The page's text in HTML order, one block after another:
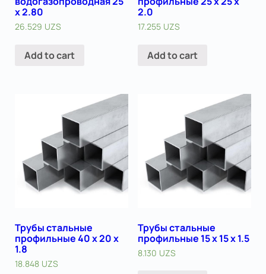
х 2.80
26.529 UZS
Add to cart
2.0
17.255 UZS
Add to cart
Трубы стальные
профильные 40 х 20 x
1.8
18.848 UZS
Трубы стальные
профильные 15 х 15 х 1.5
8.130 UZS